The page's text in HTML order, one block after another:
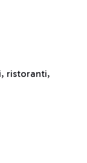
ristoranti,